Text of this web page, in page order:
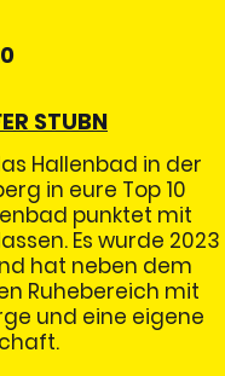
STUBN
Hallenbad in der
in eure Top 10
punktet mit
Es wurde 2023
hat neben dem
Ruhebereich mit
und eine eigene